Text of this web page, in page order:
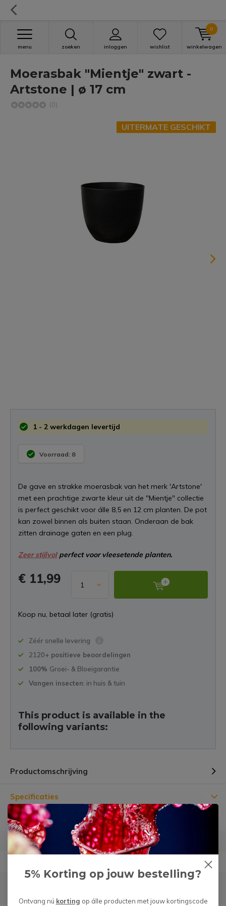
zoeken inloggen
menu wishlist winkelwagen
0
Moerasbak "Mientje" zwart -
Artstone | ø 17 cm
(0)
UITERMATE GESCHIKT
1 - 2 werkdagen levertijd
Voorraad: 8
De gave en strakke moerasbak van het merk 'Artstone'
met een prachtige zwarte kleur uit de "Mientje" collectie
is perfect geschikt voor álle 8,5 en 12 cm planten. De pot
kan zowel binnen als buiten staan. Onderaan de bak
zitten drainage gaten en een plug.
Zeer stijlvolperfect voor vleesetende planten.
€ 11,99
Koop nu, betaal later (gratis)
Zéér snelle levering
2120+ positieve beoordelingen
100% Groei- & Bloeigarantie
Vangen insecten: in huis & tuin
This product is available in the
following variants:
Productomschrijving
Specificaties
Diameter
Hoogte
Kunststof
8,5 en 12 cm planten en
5% Korting op jouw bestelling?
Ontvang nú korting op álle producten met jouw kortingscode